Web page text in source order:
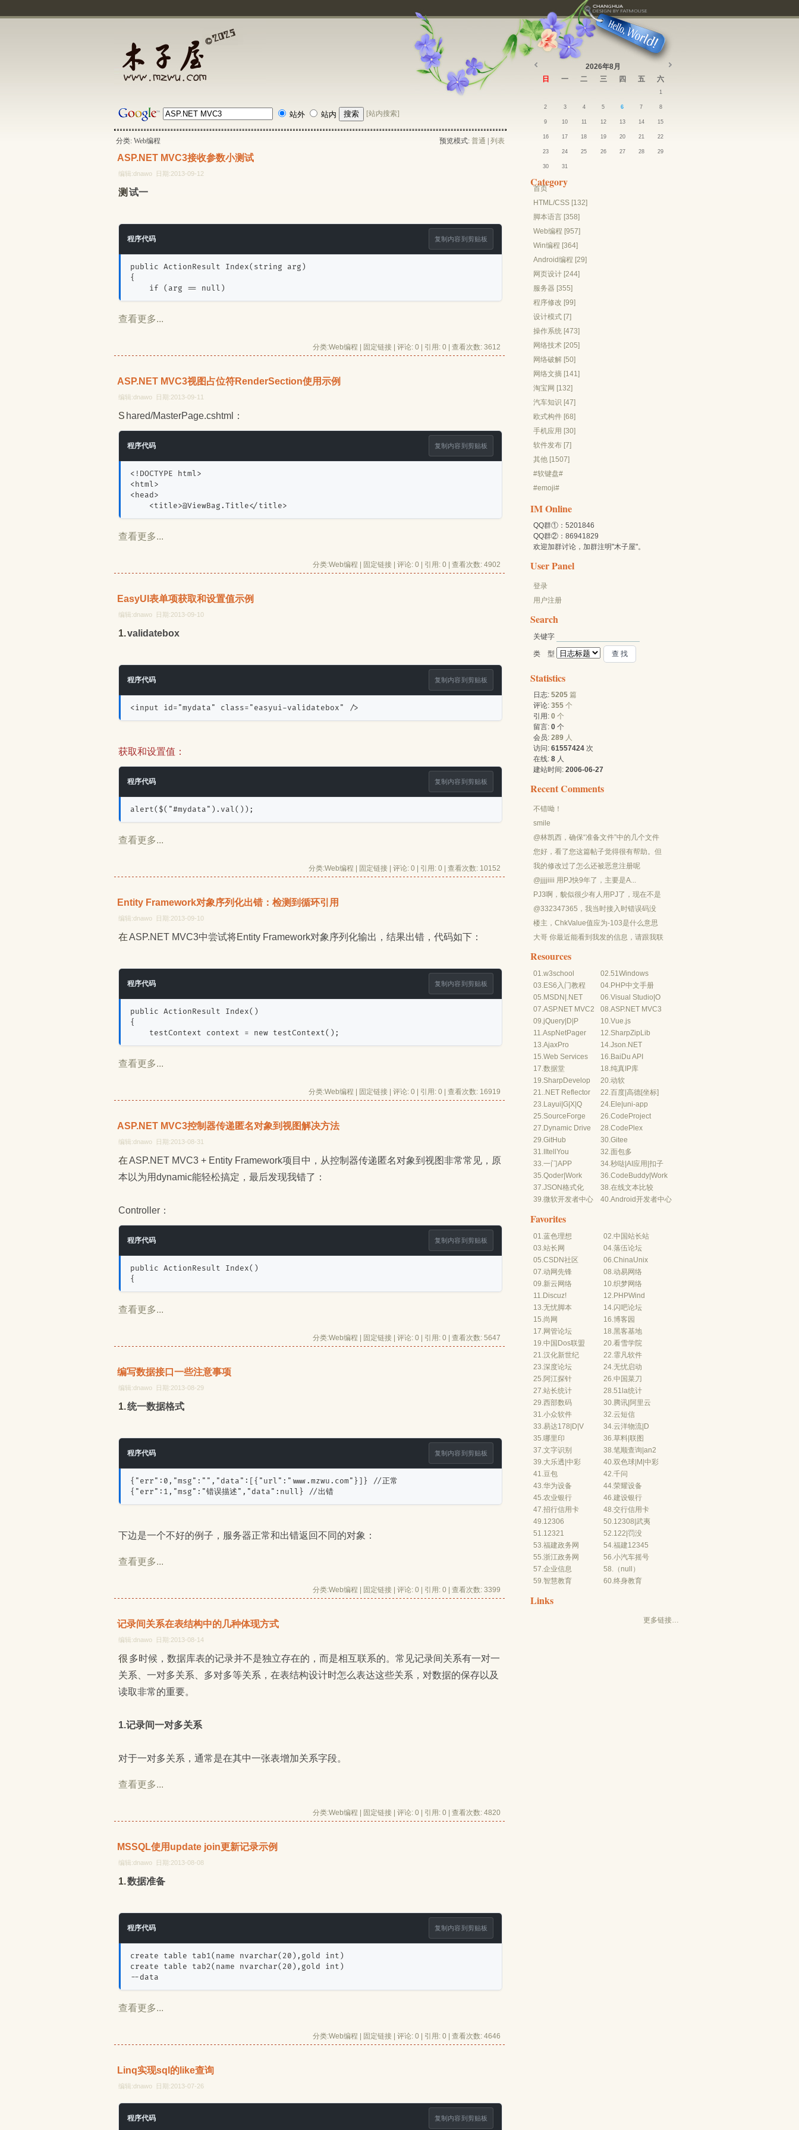
站外 站内 [站内搜索]
分类: Web编程 预览模式: 普通 列表
ASP.NET MVC3接收参数小测试
编辑:dnawo 日期:2013-09-12
测试一
程序代码 复制内容到剪贴板
public ActionResult Index(string arg)
{
if (arg == null)
查看更多...
分类:Web编程 固定链接 评论: 0 | 引用: 0 | 查看次数: 3612
ASP.NET MVC3视图占位符RenderSection使用示例
编辑:dnawo 日期:2013-09-11
Shared/MasterPage.cshtml：
程序代码 复制内容到剪贴板
<!DOCTYPE html>
<html>
<head>
<title>@ViewBag.Title</title>
查看更多...
分类:Web编程 固定链接 评论: 0 | 引用: 0 | 查看次数: 4902
EasyUI表单项获取和设置值示例
编辑:dnawo 日期:2013-09-10
1.validatebox
程序代码 复制内容到剪贴板
<input id="mydata" class="easyui-validatebox" />
获取和设置值：
程序代码 复制内容到剪贴板
alert($("#mydata").val());
查看更多...
分类:Web编程 固定链接 评论: 0 | 引用: 0 | 查看次数: 10152
Entity Framework对象序列化出错：检测到循环引用
编辑:dnawo 日期:2013-09-10
在ASP.NET MVC3中尝试将Entity Framework对象序列化输出，结果出错，代码如下：
程序代码 复制内容到剪贴板
public ActionResult Index()
{
testContext context = new testContext();
查看更多...
分类:Web编程 固定链接 评论: 0 | 引用: 0 | 查看次数: 16919
ASP.NET MVC3控制器传递匿名对象到视图解决方法
编辑:dnawo 日期:2013-08-31
在ASP.NET MVC3 + Entity Framework项目中，从控制器传递匿名对象到视图非常常见，原
本以为用dynamic能轻松搞定，最后发现我错了：
Controller：
程序代码 复制内容到剪贴板
public ActionResult Index()
{
查看更多...
分类:Web编程 固定链接 评论: 0 | 引用: 0 | 查看次数: 5647
编写数据接口一些注意事项
编辑:dnawo 日期:2013-08-29
1.统一数据格式
程序代码 复制内容到剪贴板
{"err":0,"msg":"","data":[{"url":"www.mzwu.com"}]} //正常
{"err":1,"msg":"错误描述","data":null} //出错
下边是一个不好的例子，服务器正常和出错返回不同的对象：
查看更多...
分类:Web编程 固定链接 评论: 0 | 引用: 0 | 查看次数: 3399
记录间关系在表结构中的几种体现方式
编辑:dnawo 日期:2013-08-14
很多时候，数据库表的记录并不是独立存在的，而是相互联系的。常见记录间关系有一对一
关系、一对多关系、多对多等关系，在表结构设计时怎么表达这些关系，对数据的保存以及
读取非常的重要。
1.记录间一对多关系
对于一对多关系，通常是在其中一张表增加关系字段。
查看更多...
分类:Web编程 固定链接 评论: 0 | 引用: 0 | 查看次数: 4820
MSSQL使用update join更新记录示例
编辑:dnawo 日期:2013-08-08
1.数据准备
程序代码 复制内容到剪贴板
create table tab1(name nvarchar(20),gold int)
create table tab2(name nvarchar(20),gold int)
--data
查看更多...
分类:Web编程 固定链接 评论: 0 | 引用: 0 | 查看次数: 4646
Linq实现sql的like查询
编辑:dnawo 日期:2013-07-26
程序代码 复制内容到剪贴板
2026年8月
日
一 二 三 四 五 六
1
2 3 4 5 6 7 8
9 10 11 12 13 14 15
16 17 18 19 20 21 22
23 24 25 26 27 28 29
30 31
Category
首页
HTML/CSS [132]
脚本语言 [358]
Web编程 [957]
Win编程 [364]
Android编程 [29]
网页设计 [244]
服务器 [355]
程序修改 [99]
设计模式 [7]
操作系统 [473]
网络技术 [205]
网络破解 [50]
网络文摘 [141]
淘宝网 [132]
汽车知识 [47]
欧式构件 [68]
手机应用 [30]
软件发布 [7]
其他 [1507]
#软键盘#
#emoji#
IM Online
QQ群①：5201846
QQ群②：86941829
欢迎加群讨论，加群注明"木子屋"。
User Panel
登录
用户注册
Search
关键字
类 型
Statistics
日志: 5205 篇
评论: 355 个
引用: 0 个
留言: 0 个
会员: 289 人
访问: 61557424 次
在线: 8 人
建站时间: 2006-06-27
Recent Comments
不错呦！
smile
@林凯西，确保“准备文件”中的几个文件
都有安装，S...
您好，看了您这篇帖子觉得很有帮助。但
是有个问题想请...
我的修改过了怎么还被恶意注册呢
@jjjjiiii 用PJ快9年了，主要是A...
PJ3啊，貌似很少有人用PJ了，现在不是
WP就是z...
@332347365，我当时接入时错误码没
有-10...
楼主，ChkValue值应为-103是什么意思
呢？...
大哥 你最近能看到我发的信息，请跟我联
Resources
01.w3school 02.51Windows
03.ES6入门教程 04.PHP中文手册
05.MSDN .NET 06.Visual Studio O
07.ASP.NET MVC2 08.ASP.NET MVC3
09.jQuery D P 10.Vue.js
11.AspNetPager 12.SharpZipLib
13.AjaxPro 14.Json.NET
15.Web Services 16.BaiDu API
17.数据堂 18.纯真IP库
19.SharpDevelop 20.动软
21..NET Reflector 22.百度 高德[坐标]
23.Layui G X Q 24.Ele uni-app
25.SourceForge 26.CodeProject
27.Dynamic Drive 28.CodePlex
29.GitHub 30.Gitee
31. IItellYou 32.面包多
33.一门APP 34.秒哒 AI应用 扣子
35.Qoder Work 36.CodeBuddy Work
37.JSON格式化 38.在线文本比较
39.微软开发者中心 40.Android开发者中心
Favorites
01.蓝色理想 02.中国站长站
03.站长网 04.落伍论坛
05.CSDN社区 06.ChinaUnix
07.动网先锋 08.动易网络
09.新云网络 10.织梦网络
11.Discuz! 12.PHPWind
13.无忧脚本 14.闪吧论坛
15.尚网 16.博客园
17.网管论坛 18.黑客基地
19.中国Dos联盟 20.看雪学院
21.汉化新世纪 22.霏凡软件
23.深度论坛 24.无忧启动
25.阿江探针 26.中国菜刀
27.站长统计 28.51la统计
29.西部数码 30.腾讯 阿里云
31.小众软件 32.云短信
33.易达178 D V 34.云洋物流 D
35.哪里印 36.草料 联图
37.文字识别 38.笔顺查询 an2
39.大乐透 中彩 40.双色球 M 中彩
41.豆包 42.千问
43.华为设备 44.荣耀设备
45.农业银行 46.建设银行
47.招行信用卡 48.交行信用卡
49.12306 50.12308 武夷
51.12321 52.122 罚没
53.福建政务网 54.福建12345
55.浙江政务网 56.小汽车摇号
57.企业信息
58.（null）
59.智慧教育 60.终身教育
Links
更多链接…